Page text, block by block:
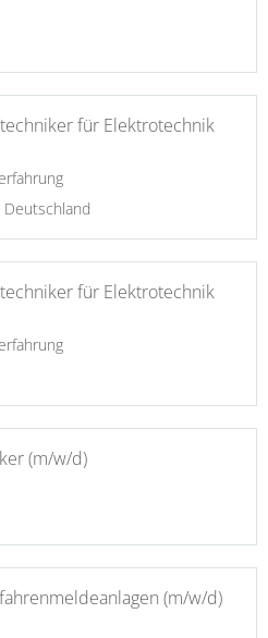
für Elektrotechnik
für Elektrotechnik
(m/w/d)
(m/w/d)